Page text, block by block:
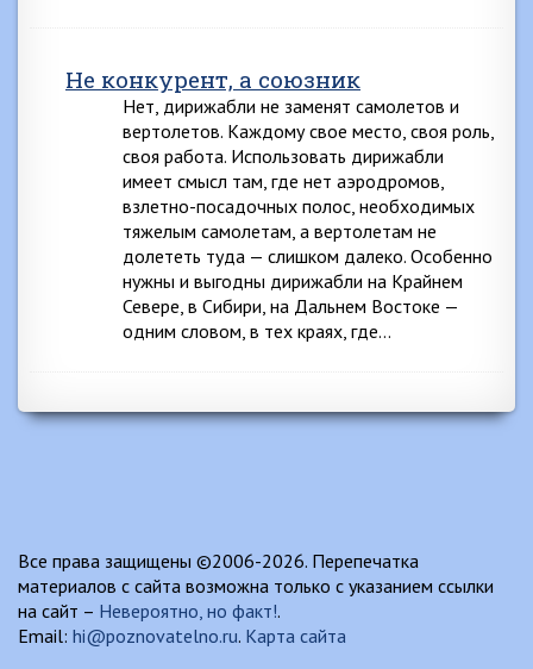
Не конкурент, а союзник
Нет, дирижабли не заменят самолетов и
вертолетов. Каждому свое место, своя роль,
своя работа. Использовать дирижабли
имеет смысл там, где нет аэродромов,
взлетно-посадочных полос, необходимых
тяжелым самолетам, а вертолетам не
долететь туда — слишком далеко. Особенно
нужны и выгодны дирижабли на Крайнем
Севере, в Сибири, на Дальнем Востоке —
одним словом, в тех краях, где…
Все права защищены ©2006-2026. Перепечатка
материалов с сайта возможна только с указанием ссылки
на сайт – Невероятно, но факт!.
Email: hi@poznovatelno.ru. Карта сайта